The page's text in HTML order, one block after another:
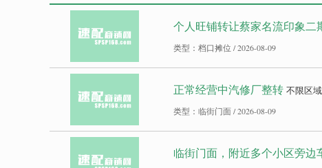
个人旺铺转让蔡家名流印象二
类型：档口摊位 / 2026-08-09
正常经营中汽修厂整转 不限区域
类型：临街门面 / 2026-08-09
临街门面，附近多个小区旁边